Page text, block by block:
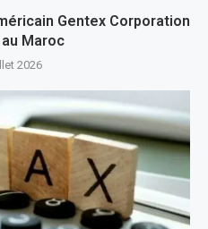
Gentex Corporation
Maroc
2026